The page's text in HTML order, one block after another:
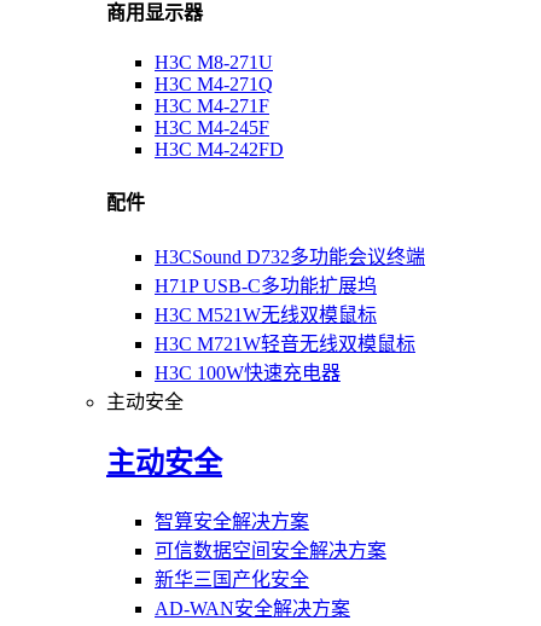
商用显示器
H3C M8-271U
H3C M4-271Q
H3C M4-271F
H3C M4-245F
H3C M4-242FD
配件
H3CSound D732多功能会议终端
H71P USB-C多功能扩展坞
H3C M521W无线双模鼠标
H3C M721W轻音无线双模鼠标
H3C 100W快速充电器
主动安全
主动安全
智算安全解决方案
可信数据空间安全解决方案
新华三国产化安全
AD-WAN安全解决方案